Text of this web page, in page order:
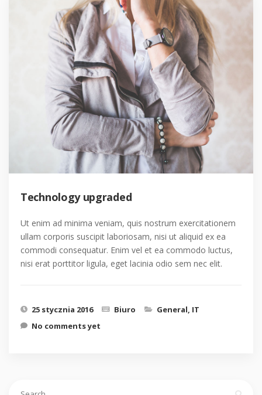
Technology upgraded
Ut enim ad minima veniam, quis nostrum exercitationem
ullam corporis suscipit laboriosam, nisi ut aliquid ex ea
commodi consequatur. Enim vel et ea commodo luctus,
nisi erat porttitor ligula, eget lacinia odio sem nec elit.
25 stycznia 2016 Biuro General IT
No comments yet